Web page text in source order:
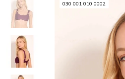
030 001 010 0002